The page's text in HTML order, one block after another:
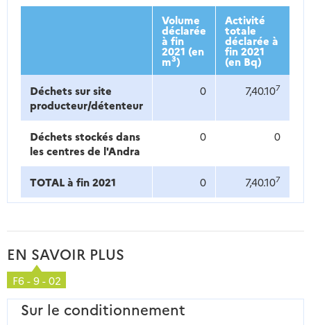
Volume
déclarée
à fin
2021 (en
m3)
Activité
totale
déclarée à
fin 2021
(en Bq)
Déchets sur site
producteur/détenteur
0 7,40.107
Déchets stockés dans
les centres de l'Andra
0 0
TOTAL à fin 2021 0 7,40.107
EN SAVOIR PLUS
F6 - 9 - 02
Sur le conditionnement